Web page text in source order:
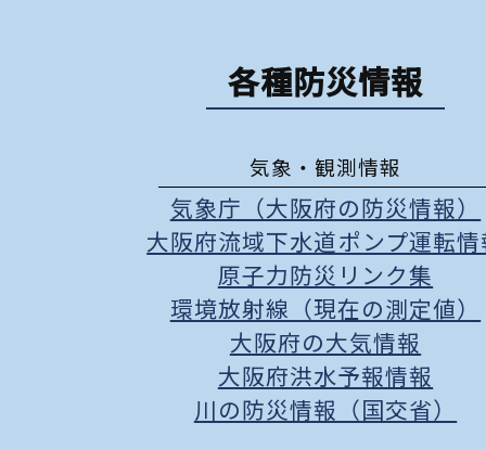
各種防災情報
気象・観測情報
気象庁（大阪府の防災情報）
大阪府流域下水道ポンプ運転情
原子力防災リンク集
環境放射線（現在の測定値）
大阪府の大気情報
大阪府洪水予報情報
川の防災情報（国交省）